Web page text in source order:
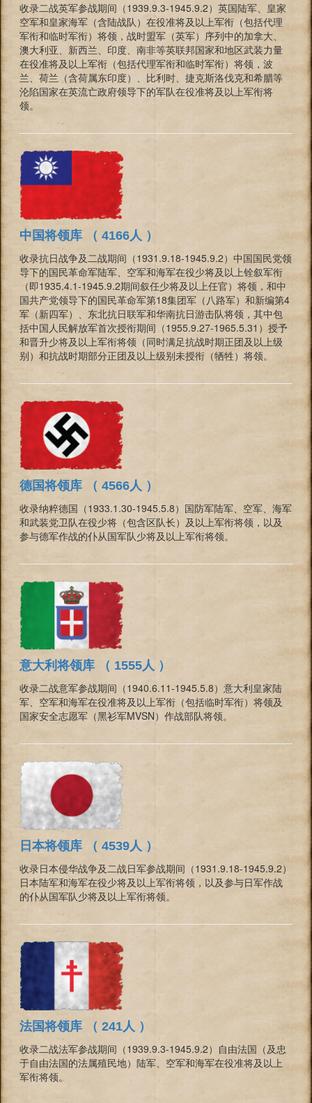
收录二战英军参战期间（1939.9.3-1945.9.2）英国陆军、皇家
空军和皇家海军（含陆战队）在役准将及以上军衔（包括代理
军衔和临时军衔）将领，战时盟军（英军）序列中的加拿大、
澳大利亚、新西兰、印度、南非等英联邦国家和地区武装力量
在役准将及以上军衔（包括代理军衔和临时军衔）将领，波
兰、荷兰（含荷属东印度）、比利时、捷克斯洛伐克和希腊等
沦陷国家在英流亡政府领导下的军队在役准将及以上军衔将
领。
中国将领库 （ 4166人 ）
收录抗日战争及二战期间（1931.9.18-1945.9.2）中国国民党领
导下的国民革命军陆军、空军和海军在役少将及以上铨叙军衔
（即1935.4.1-1945.9.2期间叙任少将及以上任官）将领，和中
国共产党领导下的国民革命军第18集团军（八路军）和新编第4
军（新四军）、东北抗日联军和华南抗日游击队将领，其中包
括中国人民解放军首次授衔期间（1955.9.27-1965.5.31）授予
和晋升少将及以上军衔将领（同时满足抗战时期正团及以上级
别）和抗战时期部分正团及以上级别未授衔（牺牲）将领。
德国将领库 （ 4566人 ）
收录纳粹德国（1933.1.30-1945.5.8）国防军陆军、空军、海军
和武装党卫队在役少将（包含区队长）及以上军衔将领，以及
参与德军作战的仆从国军队少将及以上军衔将领。
意大利将领库 （ 1555人 ）
收录二战意军参战期间（1940.6.11-1945.5.8）意大利皇家陆
军、空军和海军在役准将及以上军衔（包括临时军衔）将领及
国家安全志愿军（黑衫军MVSN）作战部队将领。
日本将领库 （ 4539人 ）
收录日本侵华战争及二战日军参战期间（1931.9.18-1945.9.2）
日本陆军和海军在役少将及以上军衔将领，以及参与日军作战
的仆从国军队少将及以上军衔将领。
法国将领库 （ 241人 ）
收录二战法军参战期间（1939.9.3-1945.9.2）自由法国（及忠
于自由法国的法属殖民地）陆军、空军和海军在役准将及以上
军衔将领。